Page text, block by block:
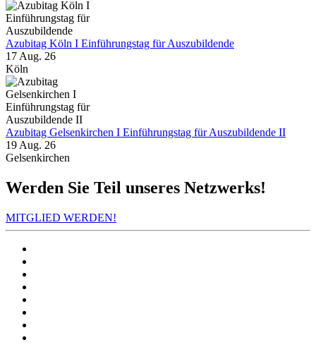
Azubitag Köln I Einführungstag für Auszubildende
17 Aug. 26
Köln
Azubitag Gelsenkirchen I Einführungstag für Auszubildende II
19 Aug. 26
Gelsenkirchen
Werden Sie Teil unseres Netzwerks!
MITGLIED WERDEN!